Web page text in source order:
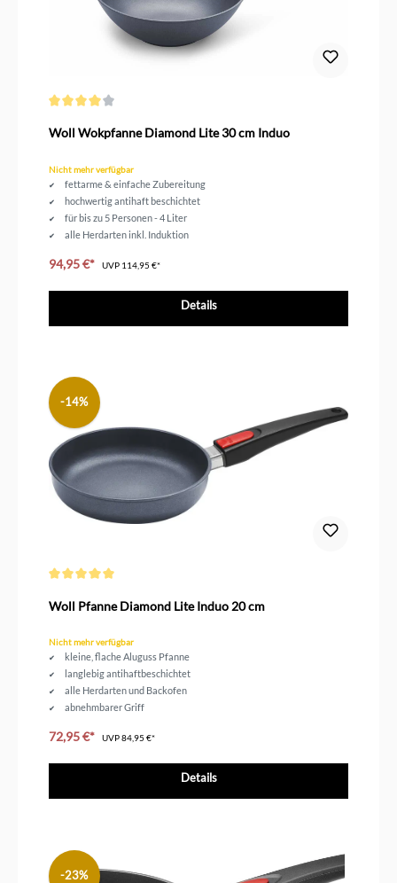
Woll Wokpfanne Diamond Lite 30 cm Induo
Nicht mehr verfügbar
fettarme & einfache Zubereitung
hochwertig antihaft beschichtet
für bis zu 5 Personen - 4 Liter
alle Herdarten inkl. Induktion
94,95 €* UVP 114,95 €*
Details
-14%
Woll Pfanne Diamond Lite Induo 20 cm
Nicht mehr verfügbar
kleine, flache Aluguss Pfanne
langlebig antihaftbeschichtet
alle Herdarten und Backofen
abnehmbarer Griff
72,95 €* UVP84,95 €*
Details
-23%